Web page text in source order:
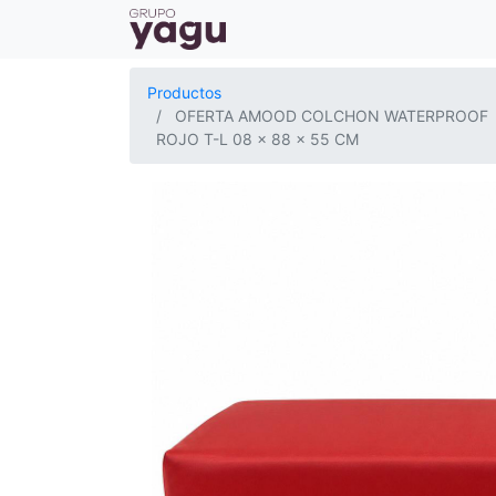
Productos
OFERTA AMOOD COLCHON WATERPROOF
ROJO T-L 08 x 88 x 55 CM